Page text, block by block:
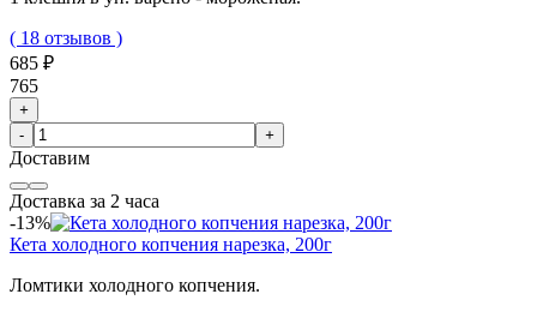
( 18 отзывов )
685 ₽
765
+
-
+
Доставим
Доставка за 2 часа
-13%
Кета холодного копчения нарезка, 200г
Ломтики холодного копчения.